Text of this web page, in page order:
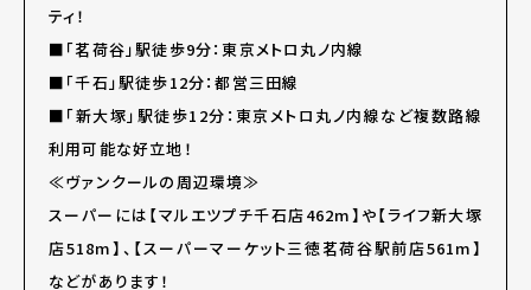
ティ！
■「茗荷谷」駅徒歩9分：東京メトロ丸ノ内線
■「千石」駅徒歩12分：都営三田線
■「新大塚」駅徒歩12分：東京メトロ丸ノ内線など複数路線
利用可能な好立地！
≪ヴァンクールの周辺環境≫
スーパーには【マルエツプチ千石店462m】や【ライフ新大塚
店518m】、【スーパーマーケット三徳茗荷谷駅前店561m】
などがあります！